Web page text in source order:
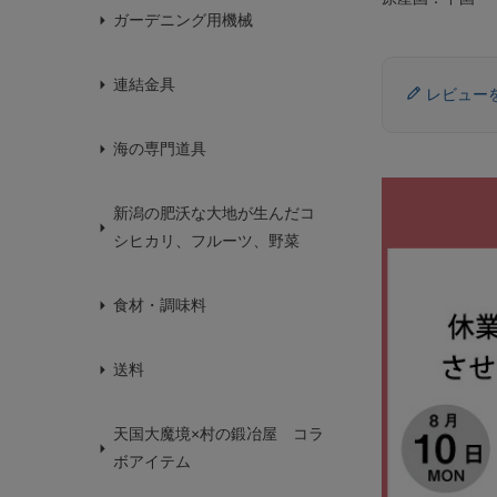
ガーデニング用機械
連結金具
海の専門道具
新潟の肥沃な大地が生んだコ
シヒカリ、フルーツ、野菜
食材・調味料
送料
天国大魔境×村の鍛冶屋 コラ
ボアイテム
レビュー